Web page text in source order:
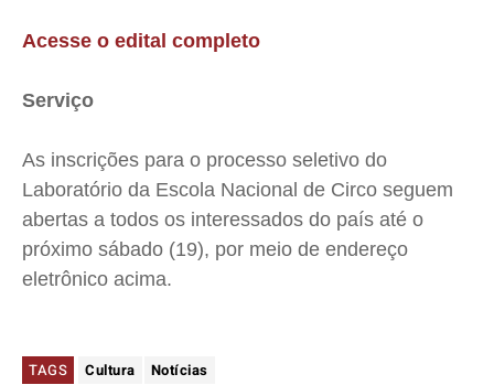
Acesse o edital completo
Serviço
As inscrições para o processo seletivo do
Laboratório da Escola Nacional de Circo seguem
abertas a todos os interessados do país até o
próximo sábado (19), por meio de endereço
eletrônico acima.
TAGS Cultura Notícias